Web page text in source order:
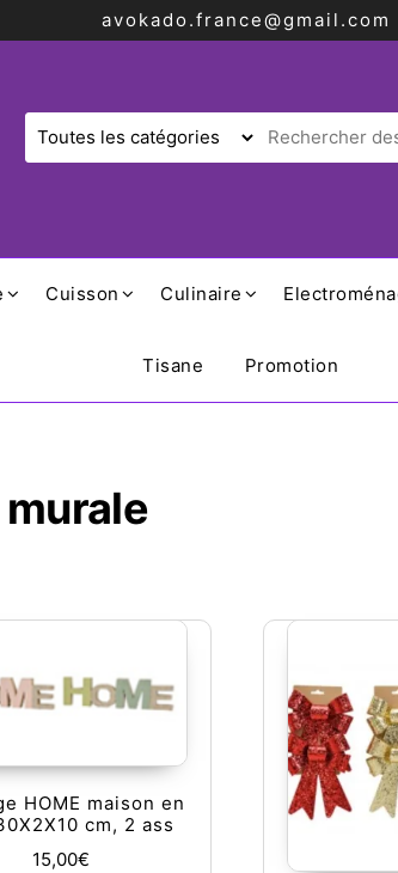
avokado.france@gmail.com
Cuisson Culinaire
Tisane Promotion
HOME maison en
cm, 2 ass
15,00€